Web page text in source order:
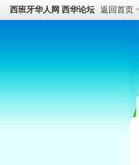
西班牙华人网 西华论坛 返回首页